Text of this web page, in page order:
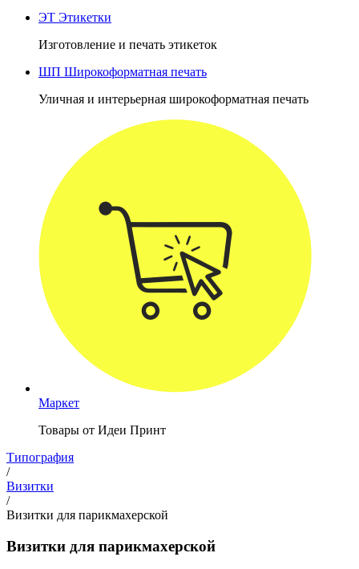
ЭТ Этикетки
Изготовление и печать этикеток
ШП Широкоформатная печать
Уличная и интерьерная широкоформатная печать
Маркет
Товары от Идеи Принт
Типография
/
Визитки
/
Визитки для парикмахерской
Визитки для парикмахерской